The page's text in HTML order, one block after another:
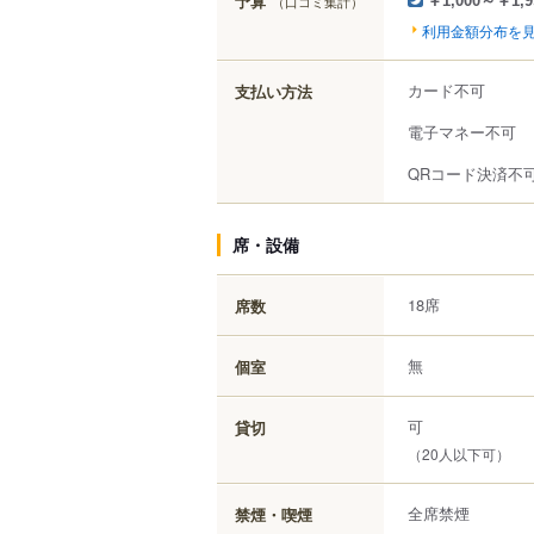
利用金額分布を
支払い方法
カード不可
電子マネー不可
QRコード決済不
席・設備
席数 18席
個室 無
貸切 可
（20人以下可）
禁煙・喫煙 全席禁煙